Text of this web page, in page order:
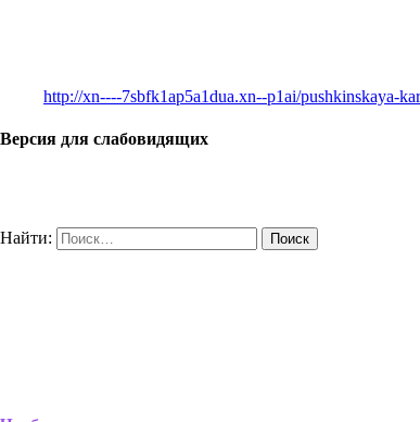
http://xn----7sbfk1ap5a1dua.xn--p1ai/pushkinskaya-
Версия для слабовидящих
Найти: